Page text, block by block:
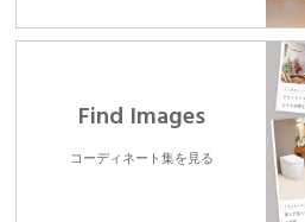
Find Images
コーディネート集を見る